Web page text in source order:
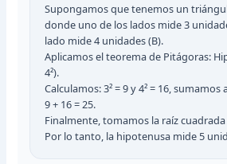
Supongamos que tenemos un
donde uno de los lados mide 3
lado mide 4 unidades (B).
Aplicamos el teorema de Pitágoras:
4²).
Calculamos: 3² = 9 y 4² = 16,
9 + 16 = 25.
Finalmente, tomamos la raíz cuadrada
Por lo tanto, la hipotenusa mide 5